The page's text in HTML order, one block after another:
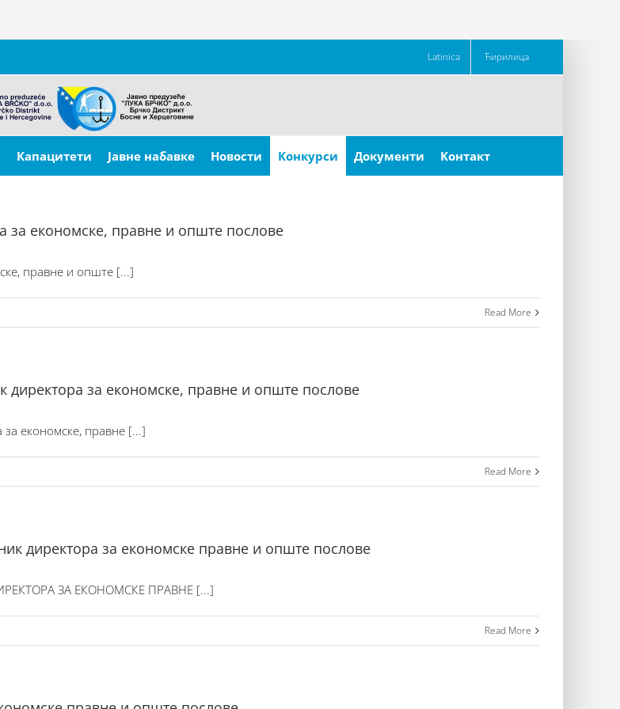
Latinica Ћирилица
Капацитети Јавне набавке Новости Конкурси Документи Контакт
за економске, правне и опште послове
правне и опште [...]
Read More
директора за економске, правне и опште послове
економске, правне [...]
Read More
директора за економске правне и опште послове
ЗА ЕКОНОМСКЕ ПРАВНЕ [...]
Read More